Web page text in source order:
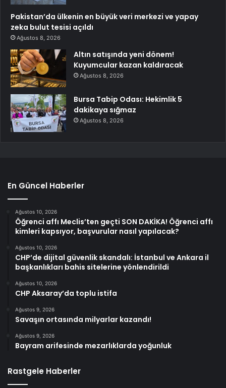
Pakistan’da ülkenin en büyük veri merkezi ve yapay
zeka bulut tesisi açıldı
Ağustos 8, 2026
Altın satışında yeni dönem!
Kuyumcular kazan kaldıracak
Ağustos 8, 2026
Bursa Tabip Odası: Hekimlik 5
dakikaya sığmaz
Ağustos 8, 2026
En Güncel Haberler
Ağustos 10, 2026
Öğrenci affı Meclis’ten geçti SON DAKİKA! Öğrenci affı
kimleri kapsıyor, başvurular nasıl yapılacak?
Ağustos 10, 2026
CHP’de dijital güvenlik skandalı: İstanbul ve Ankara il
başkanlıkları bahis sitelerine yönlendirildi
Ağustos 10, 2026
CHP Aksaray’da toplu istifa
Ağustos 9, 2026
Savaşın ortasında milyarlar kazandı!
Ağustos 9, 2026
Bayram arifesinde mezarlıklarda yoğunluk
Rastgele Haberler